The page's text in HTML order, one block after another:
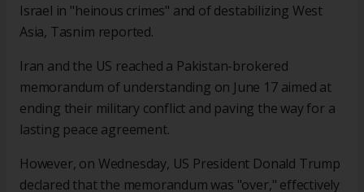
Israel in "heinous crimes" and of destabilizing West
Asia, Tasnim reported.
Iran and the US reached a Pakistan-brokered
memorandum of understanding on June 17 aimed at
ending their military conflict and paving the way for a
lasting peace agreement.
However, on Wednesday, US President Donald Trump
declared that the memorandum was "over," effectively